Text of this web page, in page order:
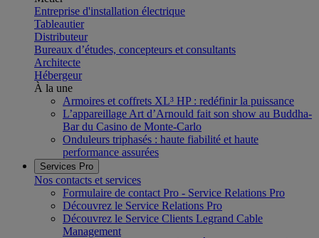
Entreprise d'installation électrique
Tableautier
Distributeur
Bureaux d’études, concepteurs et consultants
Architecte
Hébergeur
À la une
Armoires et coffrets XL³ HP : redéfinir la puissance
L’appareillage Art d’Arnould fait son show au Buddha-
Bar du Casino de Monte-Carlo
Onduleurs triphasés : haute fiabilité et haute
performance assurées
Services Pro
Nos contacts et services
Formulaire de contact Pro - Service Relations Pro
Découvrez le Service Relations Pro
Découvrez le Service Clients Legrand Cable
Management